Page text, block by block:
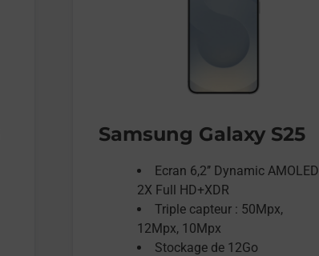
Samsung Galaxy S25
Ecran 6,2’’ Dynamic AMOLED
2X Full HD+XDR
Triple capteur : 50Mpx,
12Mpx, 10Mpx
Stockage de 12Go